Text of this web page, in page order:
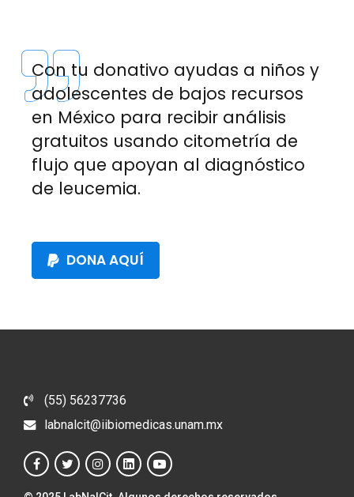
Con tu donativo ayudas a niños y
adolescentes de bajos recursos
en México para recibir análisis
gratuitos usando citometría de
flujo que apoyan al diagnóstico
de leucemia.
DONA AQUÍ
(55) 56237736
labnalcit@iibiomedicas.unam.mx